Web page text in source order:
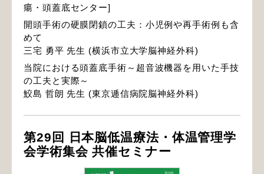
瘍・頭蓋底センター]
開頭手術の硬膜閉鎖の工夫：小児例や再手術例も含
めて
三宅 勇平 先生 (横浜市立大学脳神経外科)
当院における頭蓋底手術～超音波機器を用いた手技
の工夫と実際～
鮫島 哲朗 先生 (東京逓信病院脳神経外科)
第29回 日本脳低温療法・体温管理学
会学術集会 共催セミナー